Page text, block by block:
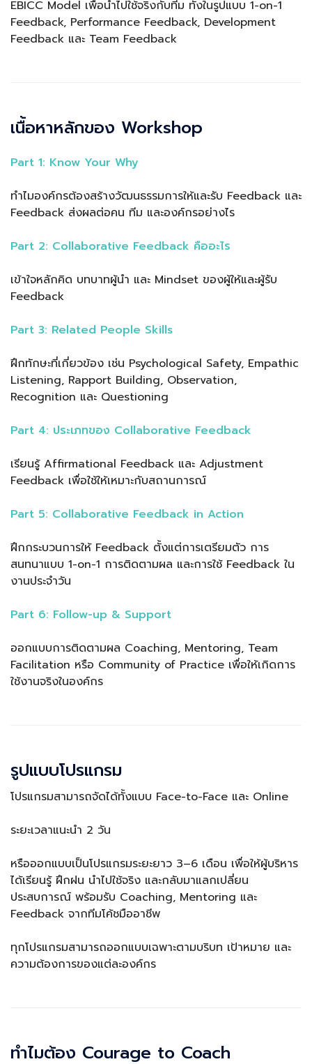
EBICC Model เพื่อนำไปใช้จริงกับทีม ทั้งในรูปแบบ 1-on-1
Feedback, Performance Feedback, Development
Feedback และ Team Feedback
เนื้อหาหลักของ Workshop
Part 1: Know Your Why
ทำไมองค์กรต้องสร้างวัฒนธรรมการให้และรับ Feedback และ
Feedback ส่งผลต่อคน ทีม และองค์กรอย่างไร
Part 2: Collaborative Feedback คืออะไร
เข้าใจหลักคิด บทบาทผู้นำ และ Mindset ของผู้ให้และผู้รับ
Feedback
Part 3: Related People Skills
ฝึกทักษะที่เกี่ยวข้อง เช่น Psychological Safety, Empathic
Listening, Rapport Building, Observation,
Recognition และ Questioning
Part 4: ประเภทของ Collaborative Feedback
เรียนรู้ Affirmational Feedback และ Adjustment
Feedback เพื่อใช้ให้เหมาะกับสถานการณ์
Part 5: Collaborative Feedback in Action
ฝึกกระบวนการให้ Feedback ตั้งแต่การเตรียมตัว การ
สนทนาแบบ 1-on-1 การติดตามผล และการใช้ Feedback ใน
งานประจำวัน
Part 6: Follow-up & Support
ออกแบบการติดตามผล Coaching, Mentoring, Team
Facilitation หรือ Community of Practice เพื่อให้เกิดการ
ใช้งานจริงในองค์กร
รูปแบบโปรแกรม
โปรแกรมสามารถจัดได้ทั้งแบบ Face-to-Face และ Online
ระยะเวลาแนะนำ 2 วัน
หรือออกแบบเป็นโปรแกรมระยะยาว 3–6 เดือน เพื่อให้ผู้บริหาร
ได้เรียนรู้ ฝึกฝน นำไปใช้จริง และกลับมาแลกเปลี่ยน
ประสบการณ์ พร้อมรับ Coaching, Mentoring และ
Feedback จากทีมโค้ชมืออาชีพ
ทุกโปรแกรมสามารถออกแบบเฉพาะตามบริบท เป้าหมาย และ
ความต้องการของแต่ละองค์กร
ทำไมต้อง Courage to Coach